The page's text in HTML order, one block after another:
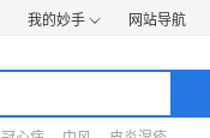
我的妙手 网站导航